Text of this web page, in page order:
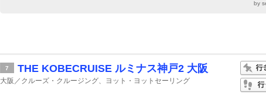
by
7 THE KOBECRUISE ルミナス神戸2 大阪
大阪／クルーズ・クルージング、ヨット・ヨットセーリング